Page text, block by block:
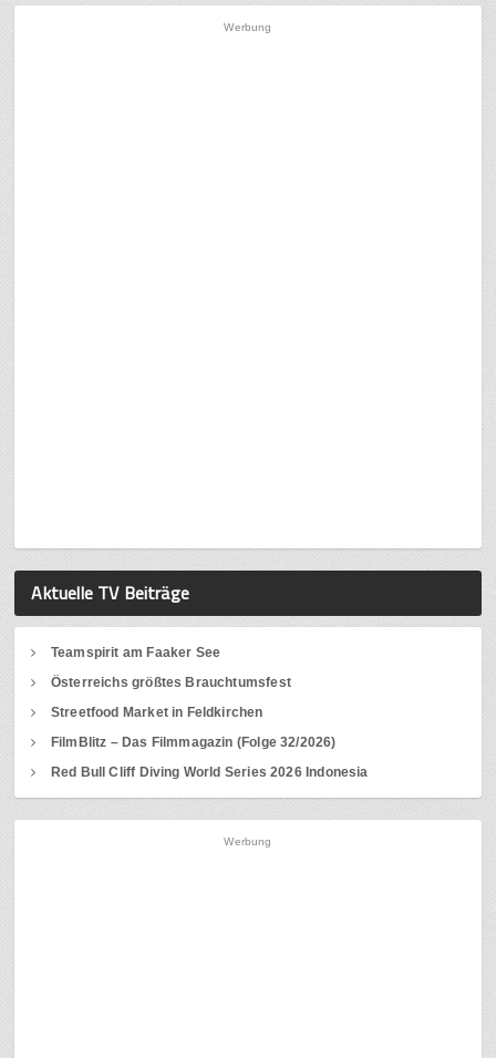
Werbung
Aktuelle TV Beiträge
Teamspirit am Faaker See
Österreichs größtes Brauchtumsfest
Streetfood Market in Feldkirchen
FilmBlitz – Das Filmmagazin (Folge 32/2026)
Red Bull Cliff Diving World Series 2026 Indonesia
Werbung